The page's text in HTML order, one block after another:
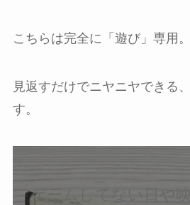
こちらは完全に「遊び」専用。
見返すだけでニヤニヤできる
す。
ゲームしてない日や